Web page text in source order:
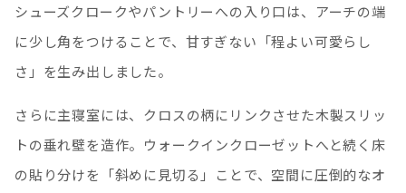
シューズクロークやパントリーへの入り口は、アーチの端
に少し角をつけることで、甘すぎない「程よい可愛らし
さ」を生み出しました。
さらに主寝室には、クロスの柄にリンクさせた木製スリッ
トの垂れ壁を造作。ウォークインクローゼットへと続く床
の貼り分けを「斜めに見切る」ことで、空間に圧倒的なオ